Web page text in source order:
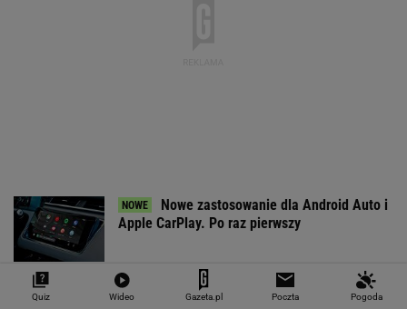
Nowe zastosowanie dla Android Auto i
Apple CarPlay. Po raz pierwszy
Myślisz, że po piwie możesz płynąć kajakiem?
Quiz Wideo Gazeta.pl Poczta Pogoda